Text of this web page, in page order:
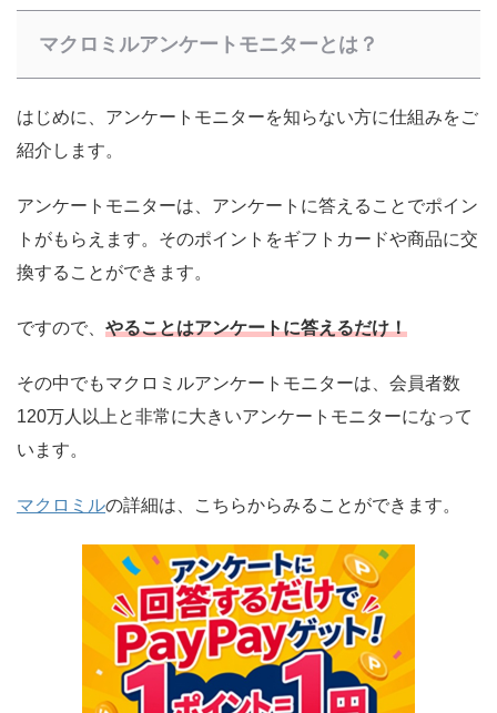
マクロミルアンケートモニターとは？
はじめに、アンケートモニターを知らない方に仕組みをご
紹介します。
アンケートモニターは、アンケートに答えることでポイン
トがもらえます。そのポイントをギフトカードや商品に交
換することができます。
ですので、 やることはアンケートに答えるだけ！
その中でもマクロミルアンケートモニターは、会員者数
120万人以上と非常に大きいアンケートモニターになって
います。
マクロミルの詳細は、こちらからみることができます。